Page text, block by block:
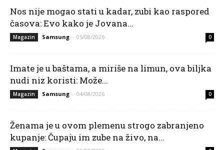
Nos nije mogao stati u kadar, zubi kao raspored
časova: Evo kako je Jovana...
Magazin Samsung - 05/08/2026 0
Imate je u baštama, a miriše na limun, ova biljka
nudi niz koristi: Može...
Magazin Samsung - 04/08/2026 0
Ženama je u ovom plemenu strogo zabranjeno
kupanje: Čupaju im zube na živo, na...